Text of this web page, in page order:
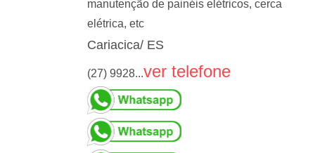
manutenção de painéis elétricos, cerca
elétrica, etc
Cariacica/ ES
(27) 9928...ver telefone